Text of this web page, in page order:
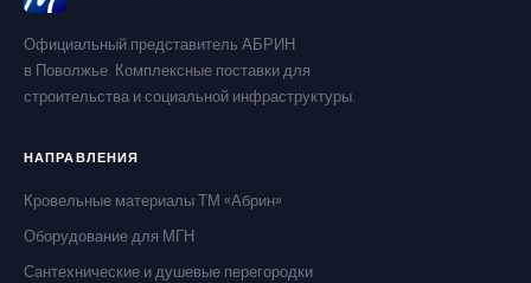
Официальный представитель АБРИН
в Поволжье. Комплексные поставки для
строительства и социальной инфраструктуры.
НАПРАВЛЕНИЯ
Кровельные материалы ТМ «Абрин»
Оборудование для МГН
Сантехнические и душевые перегородки